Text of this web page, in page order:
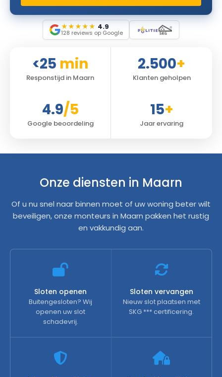
★★★★★ 4.9
128 reviews op Google
<25 min
Responstijd in Maarn
2.500+
Klanten geholpen
4.9/5
Google beoordeling
15+
Jaar ervaring
Onze diensten in Maarn
Of u nu snel naar binnen moet of uw woning beter wilt
beveiligen, onze monteurs in Maarn pakken het rustig
en vakkundig aan.
Sloten openen
Buitengesloten? Wij
openen uw slot
schadevrij.
Sloten vervangen
Nieuw slot plaatsen met
SKG *** certificering.